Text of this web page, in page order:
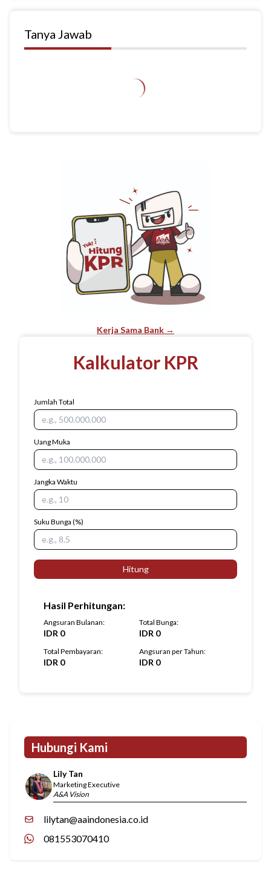
Kerja Sama Bank →
Kalkulator KPR
Jumlah Total
Uang Muka
Jangka Waktu
Suku Bunga (%)
Hitung
Hasil Perhitungan:
Angsuran Bulanan:
IDR 0
Total Bunga:
IDR 0
Total Pembayaran:
IDR 0
Angsuran per Tahun:
IDR 0
Tanya Jawab
Hubungi Kami
Lily Tan
Marketing Executive
A&A Vision
lilytan@aaindonesia.co.id
081553070410